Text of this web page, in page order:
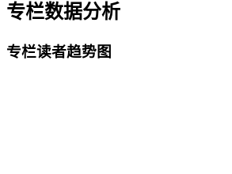
专栏数据分析
专栏读者趋势图